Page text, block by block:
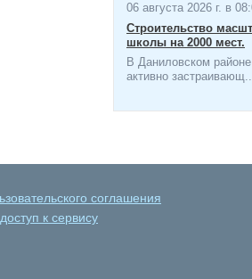
06 августа 2026 г. в
Строительство
школы на 2000 мест​.
В Даниловском
активно
соглашения
к сервису